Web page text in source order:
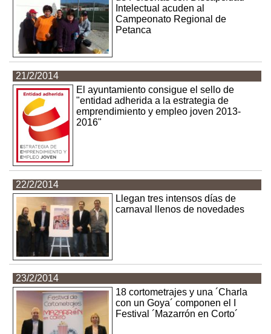
Intelectual acuden al
Campeonato Regional de
Petanca
21/2/2014
El ayuntamiento consigue el sello de
"entidad adherida a la estrategia de
emprendimiento y empleo joven 2013-
2016"
22/2/2014
Llegan tres intensos días de
carnaval llenos de novedades
23/2/2014
18 cortometrajes y una ´Charla
con un Goya´ componen el I
Festival ´Mazarrón en Corto´